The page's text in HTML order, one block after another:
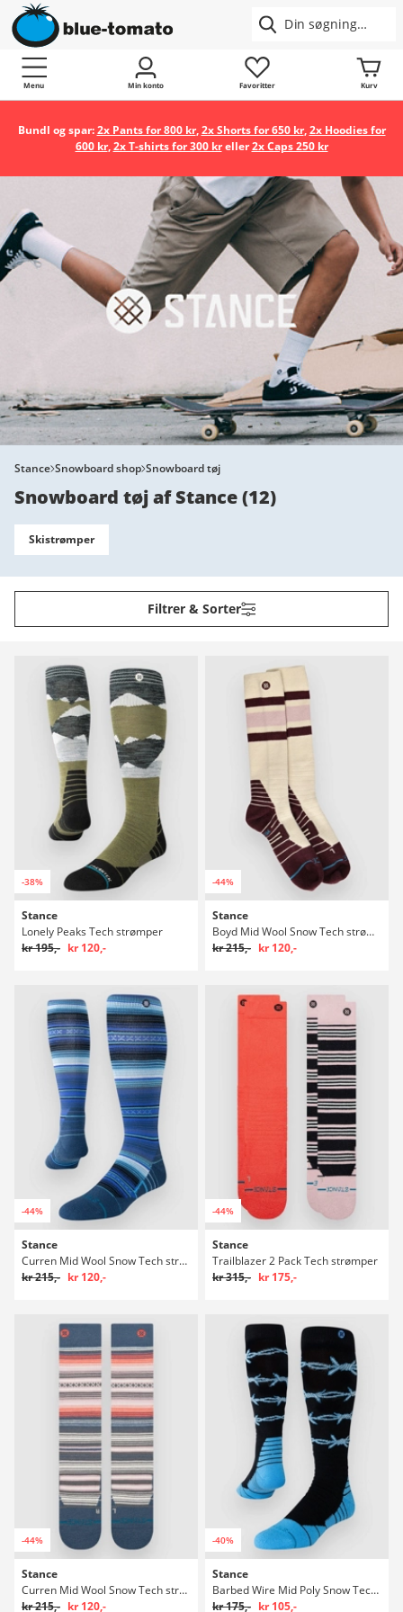
Menu Min konto Favoritter Kurv
Bundl og spar:2x Pants for 800 kr,2x Shorts for 650 kr,2x Hoodies for
600 kr,2x T-shirts for 300 kreller2x Caps 250 kr
Stance Snowboard shop Snowboard tøj
Snowboard tøj af Stance(12)
Skistrømper
Filtrer & Sorter
-38%
Stance
Lonely Peaks Tech strømper
kr 195,- kr 120,-
-44%
Stance
Boyd Mid Wool Snow Tech strømper
kr 215,- kr 120,-
-44%
Stance
Curren Mid Wool Snow Tech strømper
kr 215,- kr 120,-
-44%
Stance
Trailblazer 2 Pack Tech strømper
kr 315,- kr 175,-
-44%
Stance
Curren Mid Wool Snow Tech strømper
kr 215,- kr 120,-
-40%
Stance
Barbed Wire Mid Poly Snow Tech strømper
kr 175,- kr 105,-